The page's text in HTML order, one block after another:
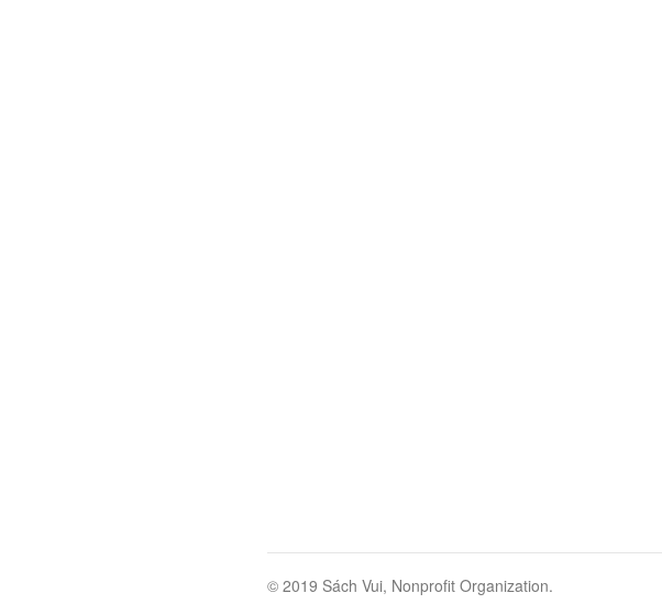
© 2019 Sách Vui, Nonprofit Organization.